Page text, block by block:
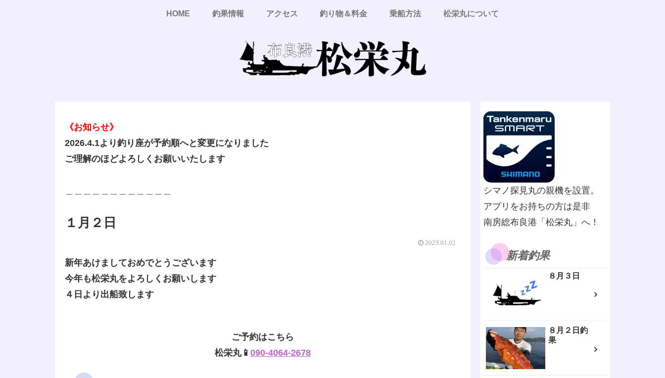
HOME 釣果情報 アクセス 釣り物＆料金 乗船方法 松栄丸について
《お知らせ》
2026.4.1より釣り座が予約順へと変更になりました
ご理解のほどよろしくお願いいたします
１月２日
2023.01.02
新年あけましておめでとうございます
今年も松栄丸をよろしくお願いします
４日より出船致します
ご予約はこちら
松栄丸📱 090-4064-2678
シマノ探見丸の親機を設置。
アプリをお持ちの方は是非
南房総布良港「松栄丸」へ！
新着釣果
８月３日
８月２日釣
果